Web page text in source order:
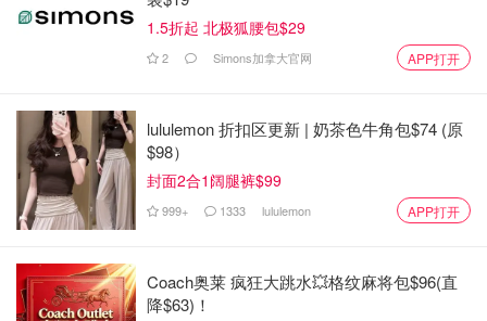
1.5折起 北极狐腰包$29
2 Simons加拿大官网 APP打开
lululemon 折扣区更新 | 奶茶色牛角包$74 (原
$98）
封面2合1阔腿裤$99
999+ 1333 lululemon APP打开
Coach奥莱 疯狂大跳水💥格纹麻将包$96(直
降$63)！